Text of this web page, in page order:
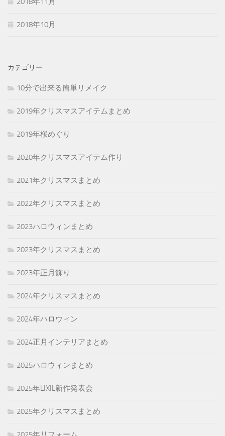
2018年10月
カテゴリー
10分で出来る簡単リメイク
2019年クリスマスアイテムまとめ
2019年桜めぐり
2020年クリスマスアイテム作り
2021年クリスマスまとめ
2022年クリスマスまとめ
2023ハロウィンまとめ
2023年クリスマスまとめ
2023年正月飾り
2024年クリスマスまとめ
2024年ハロウィン
2024正月インテリアまとめ
2025ハロウィンまとめ
2025年LIXIL新作発表会
2025年クリスマスまとめ